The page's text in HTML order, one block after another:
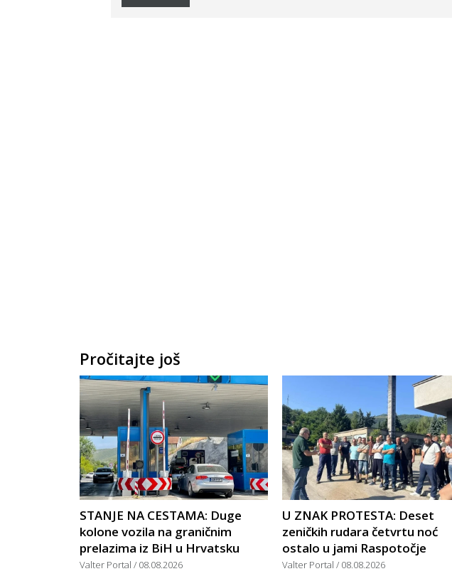
Pročitajte još
STANJE NA CESTAMA: Duge
kolone vozila na graničnim
prelazima iz BiH u Hrvatsku
Valter Portal 08.08.2026
U ZNAK PROTESTA: Deset
zeničkih rudara četvrtu noć
ostalo u jami Raspotočje
Valter Portal 08.08.2026